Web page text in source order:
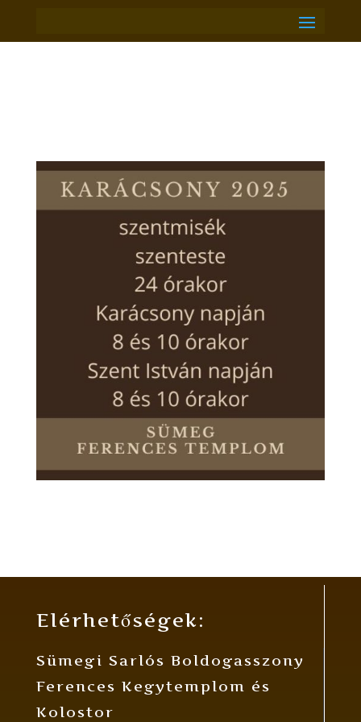
Elérhetőségek:
Sümegi Sarlós Boldogasszony
Ferences Kegytemplom és
Kolostor